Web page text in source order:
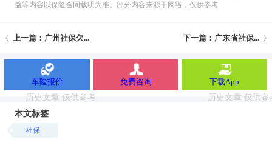
益等内容以保险合同载明为准。部分内容来源于网络，仅供参考
上一篇：广州社保欠... 下一篇：广东省社保...
车险报价 免费咨询 下载App
本文标签
社保